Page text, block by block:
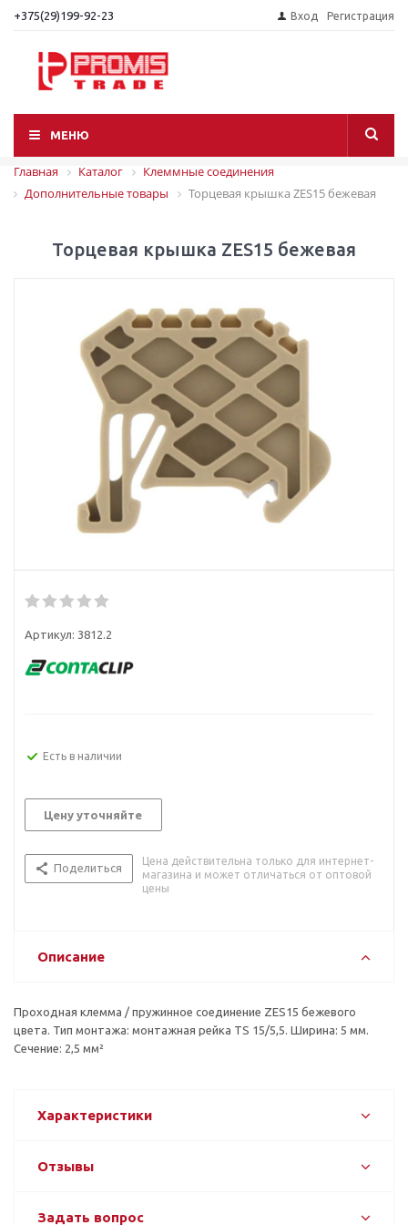
+375(29)199-92-23 Вход Регистрация
МЕНЮ
Главная Каталог
Клеммные соединения
Дополнительные товары
Торцевая крышка ZES15 бежевая
Торцевая крышка ZES15 бежевая
Артикул: 3812.2
Есть в наличии
Цену уточняйте
Поделиться
Цена действительна только для интернет-
магазина и может отличаться от оптовой
цены
Описание
Проходная клемма / пружинное соединение ZES15 бежевого
цвета. Тип монтажа: монтажная рейка TS 15/5,5. Ширина: 5 мм.
Сечение: 2,5 мм²
Характеристики
Отзывы
Задать вопрос